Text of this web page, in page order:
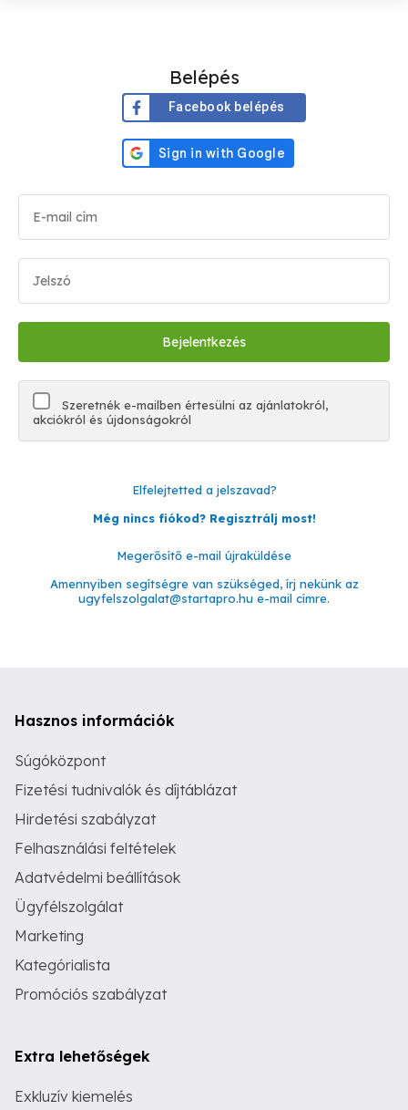
Belépés
Facebook belépés
Szeretnék e-mailben értesülni az ajánlatokról,
akciókról és újdonságokról
Elfelejtetted a jelszavad?
Még nincs fiókod? Regisztrálj most!
Megerősítő e-mail újraküldése
Amennyiben segítségre van szükséged, írj nekünk az
ugyfelszolgalat@startapro.hu e-mail címre.
Hasznos információk
Súgóközpont
Fizetési tudnivalók és díjtáblázat
Hirdetési szabályzat
Felhasználási feltételek
Adatvédelmi beállítások
Ügyfélszolgálat
Marketing
Kategórialista
Promóciós szabályzat
Extra lehetőségek
Exkluzív kiemelés